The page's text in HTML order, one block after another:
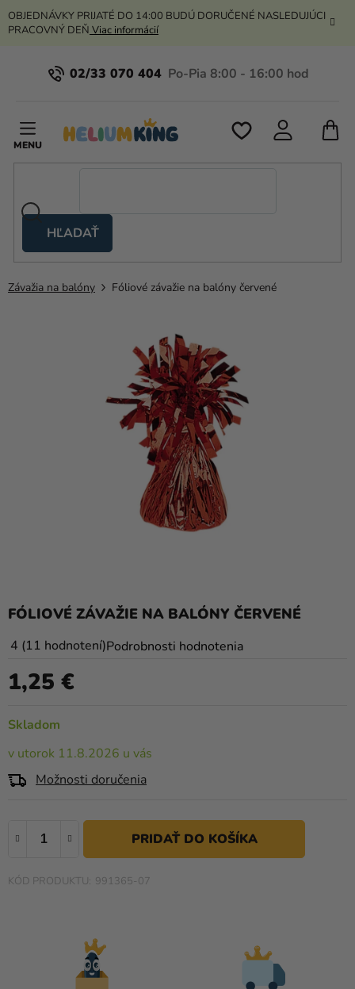
Prejsť
na
OBJEDNÁVKY PRIJATÉ DO 14:00 BUDÚ DORUČENÉ NASLEDUJÚCI
PRACOVNÝ DEŇ Viac informácií
02/33 070 404
HĽADAŤ
stany
Kanekalon
Oblečenie
Darčeky
a merch
Sviatky
Kreatívne
Personalizované
produkty
Témy
Závažia na balóny Fóliové závažie na balóny červené
FÓLIOVÉ ZÁVAŽIE NA BALÓNY ČERVENÉ
Priemerné
produktu
4,0
5
hviezdičiek.
4 11 hodnoteníPodrobnosti hodnotenia
Skladom
v utorok 11.8.2026 u vás
Možnosti doručenia
1,25 €
991365-07